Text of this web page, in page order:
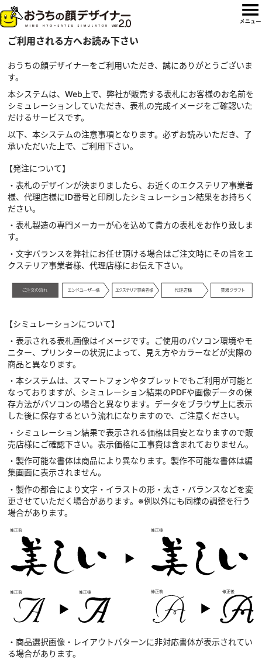
ご利用される方へお読み下さい
おうちの顔デザイナーをご利用いただき、誠にありがとうございま
す。
本システムは、Web上で、弊社が販売する表札にお客様のお名前を
シミュレーションしていただき、表札の完成イメージをご確認いた
だけるサービスです。
以下、本システムの注意事項となります。必ずお読みいただき、了
承いただいた上で、ご利用下さい。
【発注について】
・表札のデザインが決まりましたら、お近くのエクステリア事業者
様、代理店様にID番号と印刷したシミュレーション結果をお持ちく
ださい。
・表札製造の専門メーカーが心を込めて貴方の表札をお作り致しま
す。
・文字バランスを弊社にお任せ頂ける場合はご注文時にその旨をエ
クステリア事業者様、代理店様にお伝え下さい。
【シミュレーションについて】
・表示される表札画像はイメージです。ご使用のパソコン環境やモ
ニター、プリンターの状況によって、見え方やカラーなどが実際の
商品と異なります。
・本システムは、スマートフォンやタブレットでもご利用が可能と
なっておりますが、シミュレーション結果のPDFや画像データの保
存方法がパソコンの場合と異なります。データをブラウザ上に表示
した後に保存するという流れになりますので、ご注意ください。
・シミュレーション結果で表示される価格は目安となりますので販
売店様にご確認下さい。表示価格に工事費は含まれておりません。
・製作可能な書体は商品により異なります。製作不可能な書体は編
集画面に表示されません。
・製作の都合により文字・イラストの形・太さ・バランスなどを変
更させていただく場合があります。※例以外にも同様の調整を行う
場合があります。
・商品選択画像・レイアウトパターンに非対応書体が表示されてい
る場合があります。